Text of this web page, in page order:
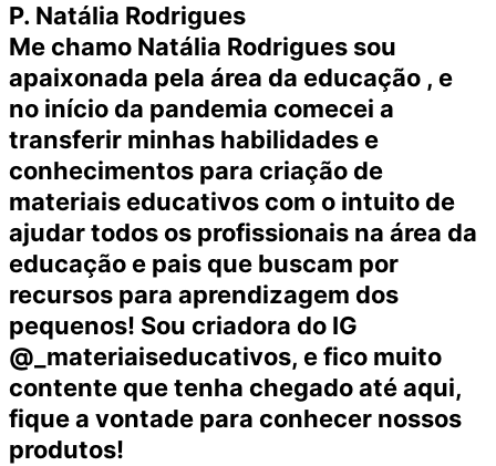
P. Natália Rodrigues
Me chamo Natália Rodrigues sou
apaixonada pela área da educação , e
no início da pandemia comecei a
transferir minhas habilidades e
conhecimentos para criação de
materiais educativos com o intuito de
ajudar todos os profissionais na área da
educação e pais que buscam por
recursos para aprendizagem dos
pequenos! Sou criadora do IG
@_materiaiseducativos, e fico muito
contente que tenha chegado até aqui,
fique a vontade para conhecer nossos
produtos!